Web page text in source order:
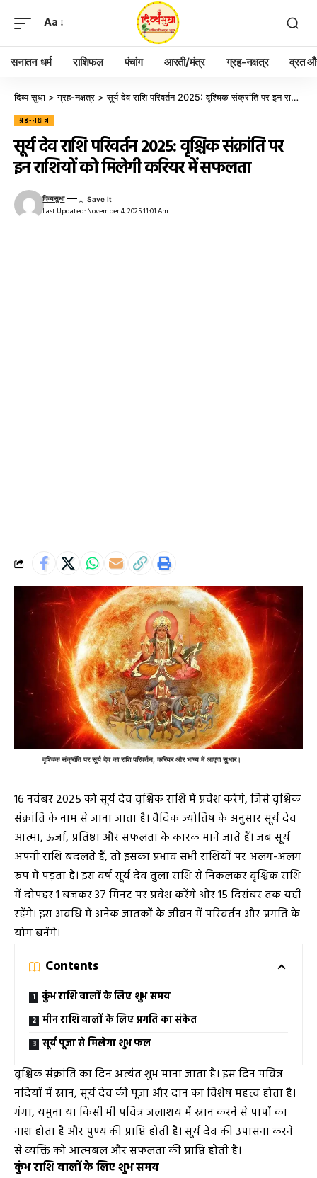
Aa
सनातन धर्म राशिफल पंचांग आरती/मंत्र ग्रह-नक्षत्र व्रत
दिव्य सुधा >ग्रह-नक्षत्र >सूर्य देव राशि परिवर्तन 2025: वृश्चिक संक्रांति पर इन राशियों को मिलेगी करियर में सफलता
ग्रह-नक्षत्र
सूर्य देव राशि परिवर्तन 2025: वृश्चिक संक्रांति पर
इन राशियों को मिलेगी करियर में सफलता
Last Updated: November 4, 2025 11:01 Am
दिव्यसुधा
वृश्चिक संक्रांति पर सूर्य देव का राशि परिवर्तन, करियर और भाग्य में आएगा सुधार।
16 नवंबर 2025 को सूर्य देव वृश्चिक राशि में प्रवेश करेंगे, जिसे वृश्चिक
संक्रांति के नाम से जाना जाता है। वैदिक ज्योतिष के अनुसार सूर्य देव
आत्मा, ऊर्जा, प्रतिष्ठा और सफलता के कारक माने जाते हैं। जब सूर्य
अपनी राशि बदलते हैं, तो इसका प्रभाव सभी राशियों पर अलग-अलग
रूप में पड़ता है। इस वर्ष सूर्य देव तुला राशि से निकलकर वृश्चिक राशि
में दोपहर 1 बजकर 37 मिनट पर प्रवेश करेंगे और 15 दिसंबर तक यहीं
रहेंगे। इस अवधि में अनेक जातकों के जीवन में परिवर्तन और प्रगति के
योग बनेंगे।
Contents
कुंभ राशि वालों के लिए शुभ समय
मीन राशि वालों के लिए प्रगति का संकेत
सूर्य पूजा से मिलेगा शुभ फल
वृश्चिक संक्रांति का दिन अत्यंत शुभ माना जाता है। इस दिन पवित्र
नदियों में स्नान, सूर्य देव की पूजा और दान का विशेष महत्व होता है।
गंगा, यमुना या किसी भी पवित्र जलाशय में स्नान करने से पापों का
नाश होता है और पुण्य की प्राप्ति होती है। सूर्य देव की उपासना करने
से व्यक्ति को आत्मबल और सफलता की प्राप्ति होती है।
कुंभ राशि वालों के लिए शुभ समय